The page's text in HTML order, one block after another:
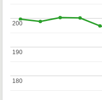
180
180
190
190
200
200